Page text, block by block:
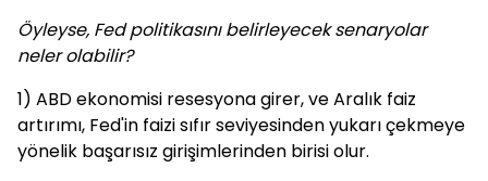
Öyleyse, Fed politikasını belirleyecek senaryolar
neler olabilir?
1) ABD ekonomisi resesyona girer, ve Aralık faiz
artırımı, Fed'in faizi sıfır seviyesinden yukarı çekmeye
yönelik başarısız girişimlerinden birisi olur.